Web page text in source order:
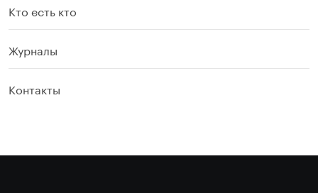
Кто есть кто
Журналы
Контакты